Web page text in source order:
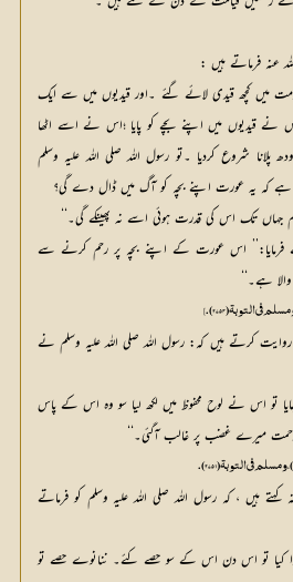
خدمت میں کچھ قیدی لائے گئے ۔اور قیدیوں میں سے ایک
قیدیوں میں اپنے بچے کو پایا ؛اس نے اسے اٹھا
پلانا شروع کردیا ۔تو رسول اللہ صلی اللہ علیہ وسلم
ہے کہ یہ عورت اپنے بچہ کو آگ میں ڈال دے گی؟
تک اس کی قدرت ہوئی اسے نہ پھینکے گی۔‘‘
فرمایا:’’ اس عورت کے اپنے بچہ پر رحم کرنے سے
ہے۔‘‘
روایت کرتے ہیں کہ: رسول اللہ صلی اللہ علیہ وسلم نے
تو اس نے لوح محفوظ میں لکھ لیا سو وہ اس کے پاس
میرے غضب پر غالب آگئی۔‘‘
کہتے ہیں ، کہ رسول اللہ صلی اللہ علیہ وسلم کو فرماتے
کیا تو اس دن اس کے سو حصے کئے۔ ننانوے حصے تو